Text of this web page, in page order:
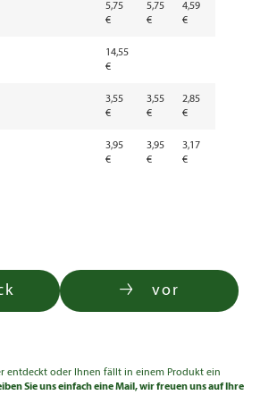
5,75
€
5,75
€
4,59
€
14,55
€
3,55
€
3,55
€
2,85
€
3,95
€
3,95
€
3,17
€
vor
entdeckt oder Ihnen fällt in einem Produkt ein
Sie uns einfach eine Mail, wir freuen uns auf Ihre